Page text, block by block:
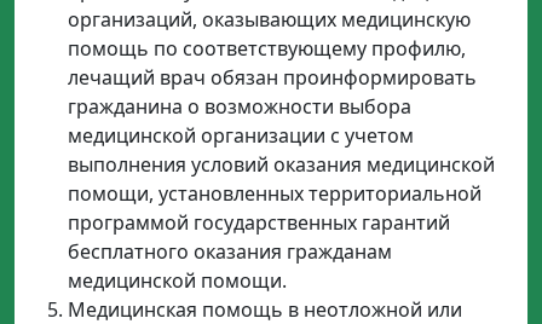
организаций, оказывающих медицинскую
помощь по соответствующему профилю,
лечащий врач обязан проинформировать
гражданина о возможности выбора
медицинской организации с учетом
выполнения условий оказания медицинской
помощи, установленных территориальной
программой государственных гарантий
бесплатного оказания гражданам
медицинской помощи.
Медицинская помощь в неотложной или